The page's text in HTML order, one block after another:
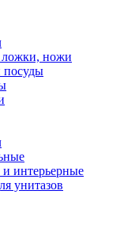
ложки, ножи
посуды
интерьерные
унитазов